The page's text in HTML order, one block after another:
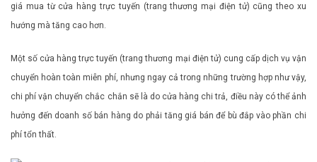
giá mua từ cửa hàng trực tuyến (trang thương mại điện tử) cũng theo xu
hướng mà tăng cao hơn.
Một số cửa hàng trực tuyến (trang thương mại điện tử) cung cấp dịch vụ vận
chuyển hoàn toàn miễn phí, nhưng ngay cả trong những trường hợp như vậy,
chi phí vận chuyển chắc chắn sẽ là do cửa hàng chi trả, điều này có thể ảnh
hưởng đến doanh số bán hàng do phải tăng giá bán để bù đắp vào phần chi
phí tổn thất.